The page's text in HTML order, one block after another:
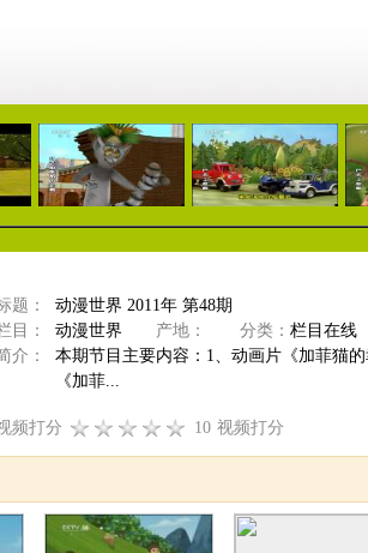
10:17 09:13
题：
动漫世界 2011年 第48期
目：
动漫世界 产地： 分类： 栏目在线
介：
本期节目主要内容：1、动画片《加菲猫
《加菲...
频打分 10 视频打分